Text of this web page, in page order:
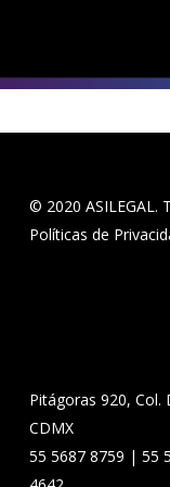
© 2020 ASILEGAL.
Políticas de
Pitágoras 920, Col.
CDMX
55 5687 8759 | 55